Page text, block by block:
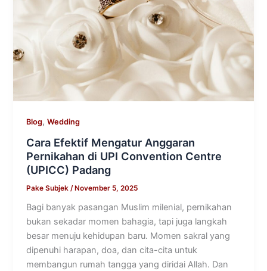
Blog,Wedding
Cara Efektif Mengatur Anggaran
Pernikahan di UPI Convention Centre
(UPICC) Padang
Pake Subjek /November 5, 2025
Bagi banyak pasangan Muslim milenial, pernikahan
bukan sekadar momen bahagia, tapi juga langkah
besar menuju kehidupan baru. Momen sakral yang
dipenuhi harapan, doa, dan cita-cita untuk
membangun rumah tangga yang diridai Allah. Dan